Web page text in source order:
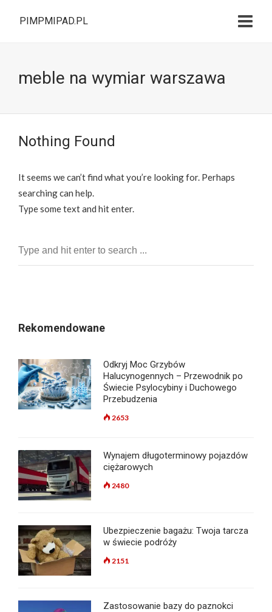
PIMPMIPAD.PL
meble na wymiar warszawa
Nothing Found
It seems we can’t find what you’re looking for. Perhaps
searching can help.
Type some text and hit enter.
Rekomendowane
Odkryj Moc Grzybów
Halucynogennych – Przewodnik po
Świecie Psylocybiny i Duchowego
Przebudzenia
2653
Wynajem długoterminowy pojazdów
ciężarowych
2480
Ubezpieczenie bagażu: Twoja tarcza
w świecie podróży
2151
Zastosowanie bazy do paznokci